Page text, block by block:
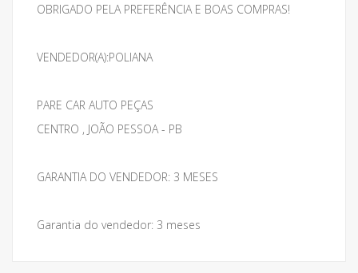
OBRIGADO PELA PREFERÊNCIA E BOAS COMPRAS!
VENDEDOR(A):POLIANA
PARE CAR AUTO PEÇAS
CENTRO , JOÃO PESSOA - PB
GARANTIA DO VENDEDOR: 3 MESES
Garantia do vendedor: 3 meses